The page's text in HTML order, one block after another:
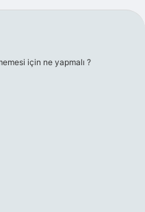
için ne yapmalı ?